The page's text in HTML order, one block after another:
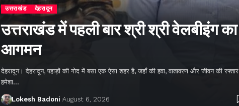
उत्तराखंड देहरादून
उत्तराखंड में पहली बार श्री श्री वेलबीइंग का
आगमन
देहरादून। देहरादून, पहाड़ों की गोद में बसा एक ऐसा शहर है, जहाँ की हवा, वातावरण और जीवन की रफ्तार
हमेशा…
Lokesh Badoni August 6, 2026